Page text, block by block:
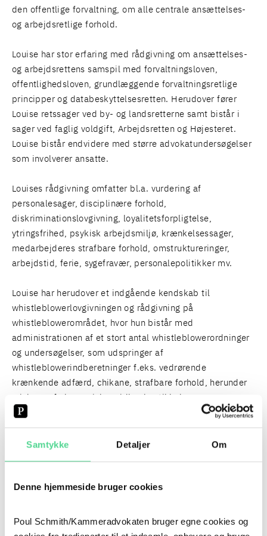
Samtykke Detaljer Om
Denne hjemmeside bruger cookies
Poul Schmith/Kammeradvokaten bruger egne cookies og
den offentlige forvaltning, om alle centrale ansættelses-
og arbejdsretlige forhold.
Louise har stor erfaring med rådgivning om ansættelses-
og arbejdsrettens samspil med forvaltningsloven,
offentlighedsloven, grundlæggende forvaltningsretlige
principper og databeskyttelsesretten. Herudover fører
Louise retssager ved by- og landsretterne samt bistår i
sager ved faglig voldgift, Arbejdsretten og Højesteret.
Louise bistår endvidere med større advokatundersøgelser
som involverer ansatte.
Louises rådgivning omfatter bl.a. vurdering af
personalesager, disciplinære forhold,
diskriminationslovgivning, loyalitetsforpligtelse,
ytringsfrihed, psykisk arbejdsmiljø, krænkelsessager,
medarbejderes strafbare forhold, omstruktureringer,
arbejdstid, ferie, sygefravær, personalepolitikker mv.
Louise har herudover et indgående kendskab til
whistleblowerlovgivningen og rådgivning på
whistleblowerområdet, hvor hun bistår med
administrationen af et stort antal whistleblowerordninger
og undersøgelser, som udspringer af
whistleblowerindberetninger f.eks. vedrørende
krænkende adfærd, chikane, strafbare forhold, herunder
misbrug af økonomiske midler, bestikkelse,
uhensigtsmæssige virksomhedskulturer mv.
Louise afholder løbende kurser og oplæg om aktuelle
whistleblowerordninger og håndteringen af